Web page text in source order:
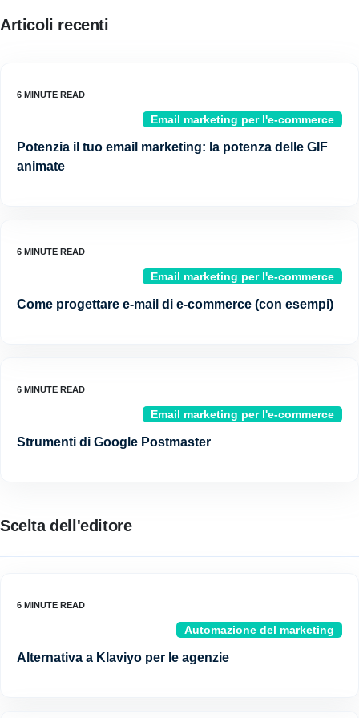
Articoli recenti
Email marketing per l'e-commerce
Potenzia il tuo email marketing: la potenza delle GIF
animate
Email marketing per l'e-commerce
Come progettare e-mail di e-commerce (con esempi)
Email marketing per l'e-commerce
Strumenti di Google Postmaster
Scelta dell'editore
Automazione del marketing
Alternativa a Klaviyo per le agenzie